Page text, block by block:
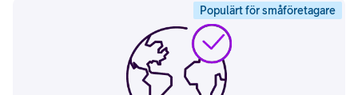
Populärt för småföretagare